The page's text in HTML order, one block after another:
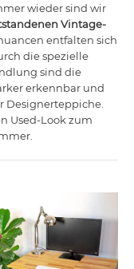
wieder sind wir
Vintage-
entfalten sich
die spezielle
sind die
erkennbar und
Designerteppiche.
Used-Look zum